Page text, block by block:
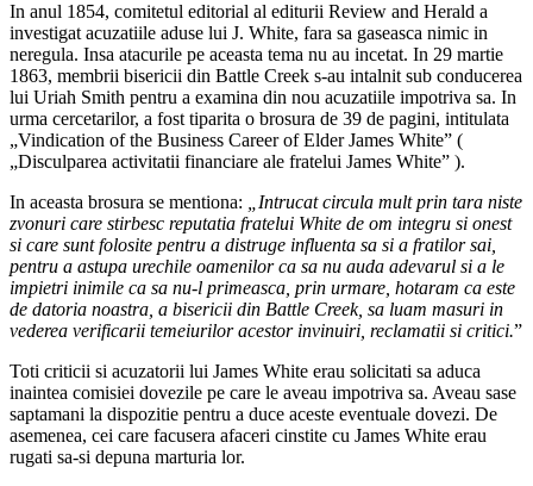
In anul 1854, comitetul editorial al editurii Review and Herald a
investigat acuzatiile aduse lui J. White, fara sa gaseasca nimic in
neregula. Insa atacurile pe aceasta tema nu au incetat. In 29 martie
1863, membrii bisericii din Battle Creek s-au intalnit sub conducerea
lui Uriah Smith pentru a examina din nou acuzatiile impotriva sa. In
urma cercetarilor, a fost tiparita o brosura de 39 de pagini, intitulata
„Vindication of the Business Career of Elder James White” (
„Disculparea activitatii financiare ale fratelui James White” ).
In aceasta brosura se mentiona:
„Intrucat circula mult prin tara niste
zvonuri care stirbesc reputatia fratelui White de om integru si onest
si care sunt folosite pentru a distruge influenta sa si a fratilor sai,
pentru a astupa urechile oamenilor ca sa nu auda adevarul si a le
impietri inimile ca sa nu-l primeasca, prin urmare, hotaram ca este
de datoria noastra, a bisericii din Battle Creek, sa luam masuri in
vederea verificarii temeiurilor acestor invinuiri, reclamatii si critici.”
Toti criticii si acuzatorii lui James White erau solicitati sa aduca
inaintea comisiei dovezile pe care le aveau impotriva sa. Aveau sase
saptamani la dispozitie pentru a duce aceste eventuale dovezi. De
asemenea, cei care facusera afaceri cinstite cu James White erau
rugati sa-si depuna marturia lor.